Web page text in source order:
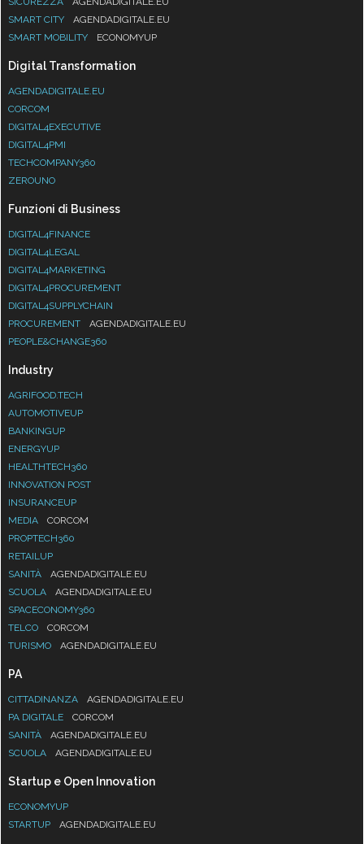
SMART CITY
AGENDADIGITALE.EU
SMART MOBILITY
ECONOMYUP
Digital Transformation
AGENDADIGITALE.EU
CORCOM
DIGITAL4EXECUTIVE
DIGITAL4PMI
TECHCOMPANY360
ZEROUNO
Funzioni di Business
DIGITAL4FINANCE
DIGITAL4LEGAL
DIGITAL4MARKETING
DIGITAL4PROCUREMENT
DIGITAL4SUPPLYCHAIN
PROCUREMENT
AGENDADIGITALE.EU
PEOPLE&CHANGE360
Industry
AGRIFOOD.TECH
AUTOMOTIVEUP
BANKINGUP
ENERGYUP
HEALTHTECH360
INNOVATION POST
INSURANCEUP
MEDIA
CORCOM
PROPTECH360
RETAILUP
SANITÀ
AGENDADIGITALE.EU
SCUOLA
AGENDADIGITALE.EU
SPACECONOMY360
TELCO
CORCOM
TURISMO
AGENDADIGITALE.EU
PA
CITTADINANZA
AGENDADIGITALE.EU
PA DIGITALE
CORCOM
SANITÀ
AGENDADIGITALE.EU
SCUOLA
AGENDADIGITALE.EU
Startup e Open Innovation
ECONOMYUP
STARTUP
AGENDADIGITALE.EU